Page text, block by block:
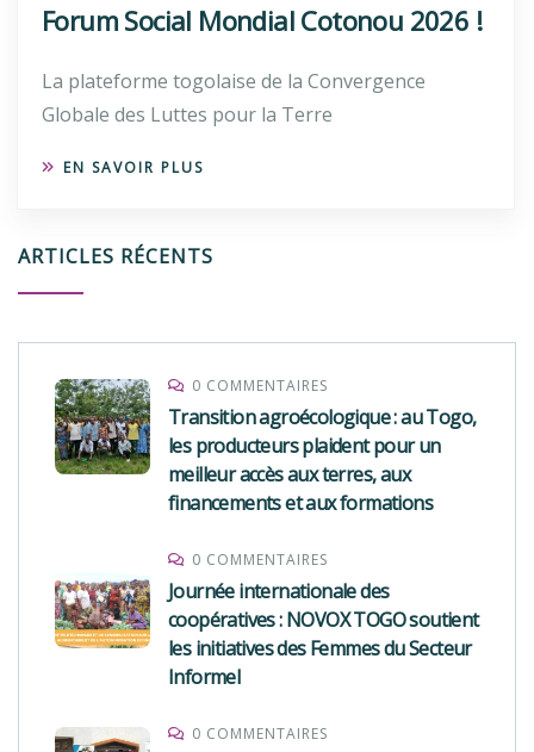
Forum Social Mondial Cotonou 2026 !
La plateforme togolaise de la Convergence
Globale des Luttes pour la Terre
EN SAVOIR PLUS
ARTICLES RÉCENTS
0 COMMENTAIRES
Transition agroécologique : au Togo,
les producteurs plaident pour un
meilleur accès aux terres, aux
financements et aux formations
0 COMMENTAIRES
Journée internationale des
coopératives : NOVOX TOGO soutient
les initiatives des Femmes du Secteur
Informel
0 COMMENTAIRES